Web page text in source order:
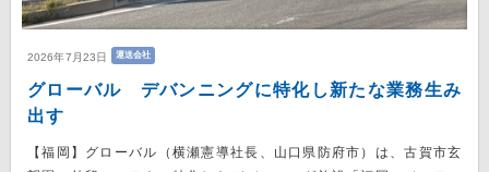
2026年7月23日 運送会社
グローバル デバンニングに特化し新たな業務生み
出す
【福岡】グローバル（横瀬憲導社長、山口県防府市）は、古賀市玄